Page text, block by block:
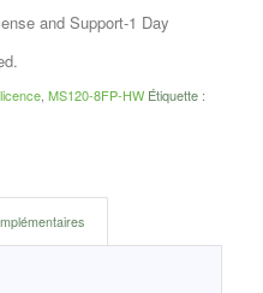
and Support-1 Day
licence, MS120-8FP-HW Étiquette :